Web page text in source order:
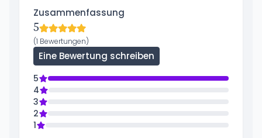
Zusammenfassung
5
(1 Bewertungen)
Eine Bewertung schreiben
5
4
3
2
1